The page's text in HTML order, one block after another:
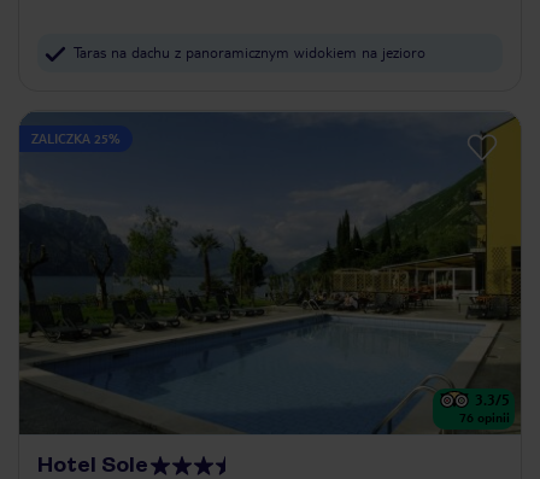
Taras na dachu z panoramicznym widokiem na jezioro
ZALICZKA 25%
3.3/5
76 opinii
Hotel Sole